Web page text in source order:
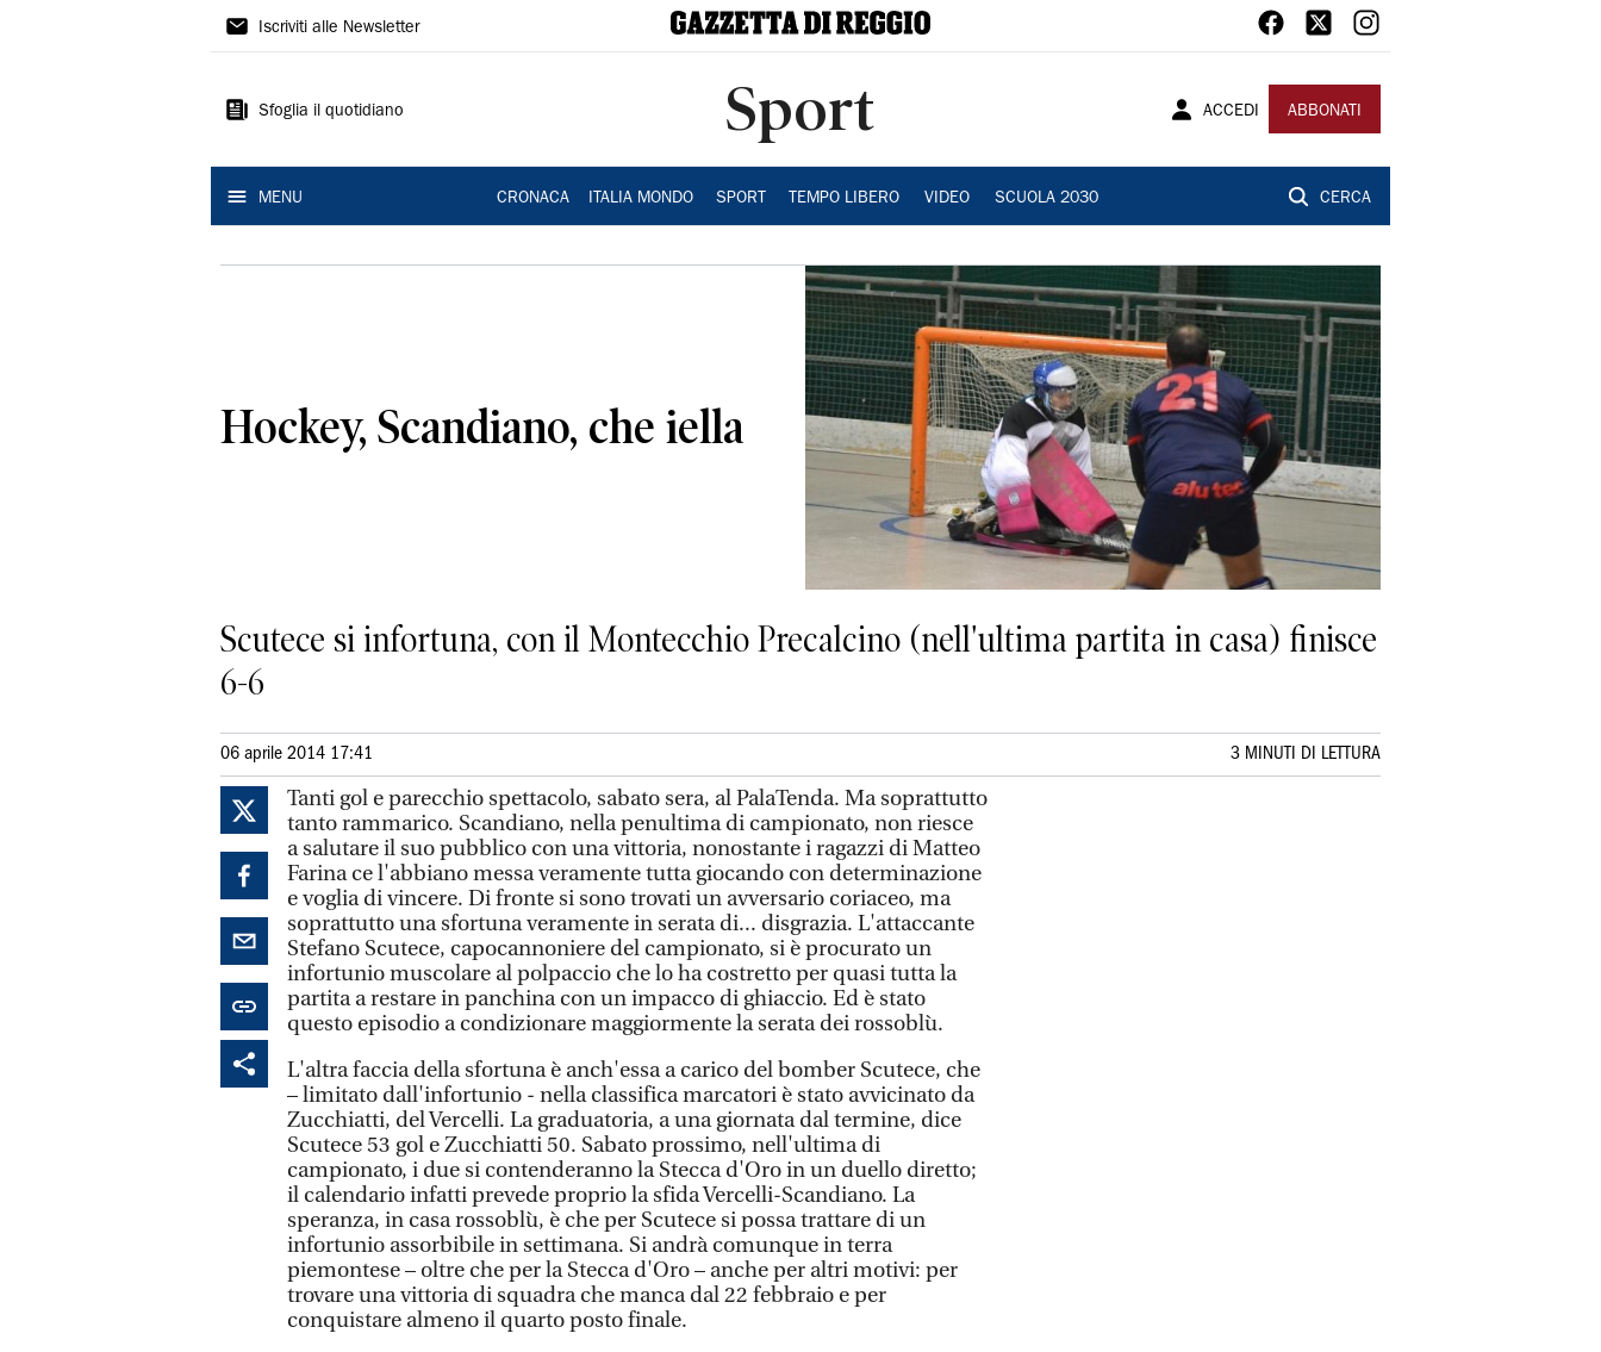
Gazzetta
Reggio
Iscriviti alle Newsletter
Sfoglia il quotidiano Sport ACCEDI ABBONATI
MENU CRONACA ITALIA MONDO SPORT TEMPO LIBERO VIDEO SCUOLA 2030 CERCA
Hockey, Scandiano, che iella
Scutece si infortuna, con il Montecchio Precalcino (nell'ultima partita in casa) finisce
6-6
06 aprile 2014 17:41 3 MINUTI DI LETTURA
Tanti gol e parecchio spettacolo, sabato sera, al PalaTenda. Ma soprattutto
tanto rammarico. Scandiano, nella penultima di campionato, non riesce
a salutare il suo pubblico con una vittoria, nonostante i ragazzi di Matteo
Farina ce l'abbiano messa veramente tutta giocando con determinazione
e voglia di vincere. Di fronte si sono trovati un avversario coriaceo, ma
soprattutto una sfortuna veramente in serata di... disgrazia. L'attaccante
Stefano Scutece, capocannoniere del campionato, si è procurato un
infortunio muscolare al polpaccio che lo ha costretto per quasi tutta la
partita a restare in panchina con un impacco di ghiaccio. Ed è stato
questo episodio a condizionare maggiormente la serata dei rossoblù.
L'altra faccia della sfortuna è anch'essa a carico del bomber Scutece, che
– limitato dall'infortunio - nella classifica marcatori è stato avvicinato da
Zucchiatti, del Vercelli. La graduatoria, a una giornata dal termine, dice
Scutece 53 gol e Zucchiatti 50. Sabato prossimo, nell'ultima di
campionato, i due si contenderanno la Stecca d'Oro in un duello diretto;
il calendario infatti prevede proprio la sfida Vercelli-Scandiano. La
speranza, in casa rossoblù, è che per Scutece si possa trattare di un
infortunio assorbibile in settimana. Si andrà comunque in terra
piemontese – oltre che per la Stecca d'Oro – anche per altri motivi: per
trovare una vittoria di squadra che manca dal 22 febbraio e per
conquistare almeno il quarto posto finale.